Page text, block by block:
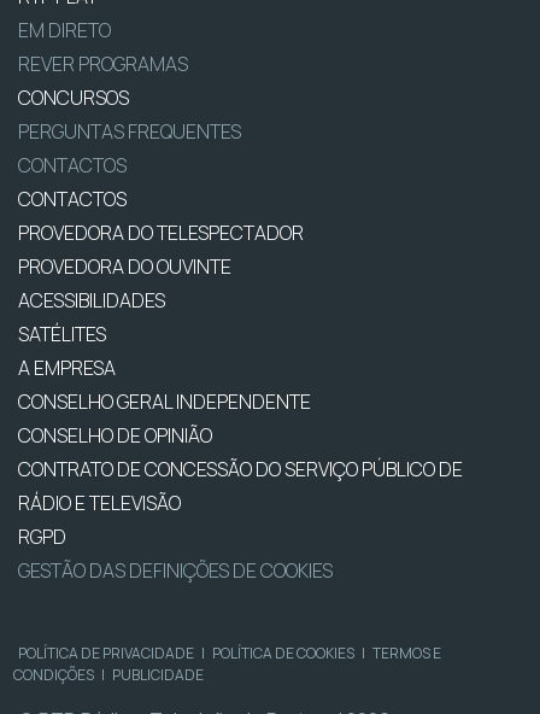
EM DIRETO
REVER PROGRAMAS
CONCURSOS
PERGUNTAS FREQUENTES
CONTACTOS
CONTACTOS
PROVEDORA DO TELESPECTADOR
PROVEDORA DO OUVINTE
ACESSIBILIDADES
SATÉLITES
A EMPRESA
CONSELHO GERAL INDEPENDENTE
CONSELHO DE OPINIÃO
CONTRATO DE CONCESSÃO DO SERVIÇO PÚBLICO DE
RÁDIO E TELEVISÃO
RGPD
GESTÃO DAS DEFINIÇÕES DE COOKIES
POLÍTICA DE PRIVACIDADE | POLÍTICA DE COOKIES | TERMOS E
CONDIÇÕES | PUBLICIDADE